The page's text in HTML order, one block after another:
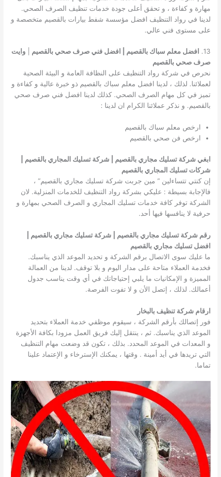
مهارة و كفاءة ، و تحقق أعلى جودة خدمات تنظيف الصرف الصحي.
لدينا في رواد التنظيف افضل مؤسسة شفط بيارات بالقصيم متخصصة و
على مستوى فني عالي.
13. افضل معلم سباك بالقصيم | افضل فني صرف صحي بالقصيم |وايت
صرف صحي بالقصيم
نحرص في شركة رواد التنظيف على النظافة العامة و البيئة الصحية
لعملائنا. لذلك ، لدينا افضل معلم سباك بالقصيم ذو خبرة عالية و كفاءة و
تميز في كل مهام الصرف الصحي. كذلك لدينا افضل فني صرف صحي
بالقصيم. و نذكر عملائنا الكرام ان لدينا :
ارخص معلم سباك بالقصيم
ارخص فن صحي بالقصيم
ابغي شركة تسليك مجاري بالقصيم | شركة تسليك المجاري بالقصيم |
شركات تسليك المجاري بالقصيم
إن كنتي تتساءلين ” مين جربت شركة تسليك مجاري بالقصيم” ،
فالإجابة بسيطة : عليكي بشركة رواد التنظيف للخدمات المنزلية. لان
الشركة توفر كافة خدمات تسليك المجاري و الصرف الصحي بمهارة و
حرفية لا ينافسها فيها أحد.
رقم شركة تسليك مجاري بالقصيم | شركة تسليك مجاري بالقصيم |
افضل تسليك مجاري بالقصيم
ما عليك سوى الاتصال برقم الشركة و تحديد الموعد الذي يناسبك.
فخدمة العملاء متاحة على مدار اليوم و بلا توقف. لدينا من العمالة
المميزة و الإمكانيات ما يلبي إحتياجاتك في أي وقت يناسب جدول
أعمالك. لذلك ، إتصل الأن و لا تفوت الفرصة.
ارقام شركة تنظيف بالبخار
فور إتصالك بأرقم الشركة ، سيقوم موظفي خدمة العملاء بتحديد
الموعد الذي يناسبك. ثم ، ينتقل إليك فريق العمل مزودا بكافة الأجهزة
و المعدات في الموعد المحدد. بذلك ، تكون قد وضعت مهام التنظيف
التي تريدها في أيد أمينة . وقتها ، يمكنك الإسترخاء و الإعتماد علينا
تماما.